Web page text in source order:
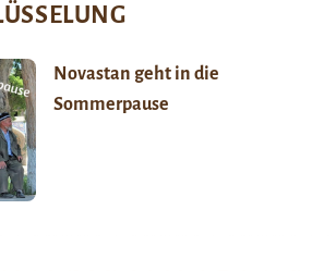
Novastan geht in die
Sommerpause